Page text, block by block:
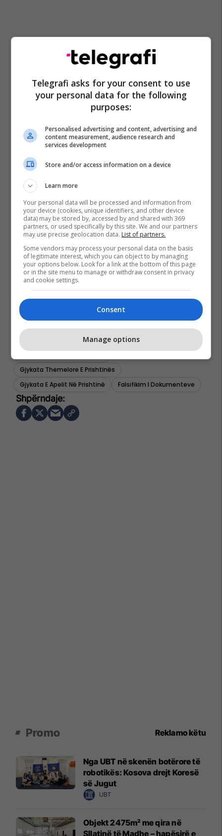
Gjykata Themelore E Prishtinës
Gjykata E Apelit Në Prishtinë
Falsifikim I Dokumenteve
Promo Reklamo këtu
Nga UBT në skenën botërore të
robotikës: Kosova drejt Koresë
së Jugut
UBT
Objekt 2475m² me qira në
Sllatinë të Madhe – hapësirë e
Telegrafi asks for your consent to use
your personal data for the following
purposes:
Personalised advertising and content, advertising and
content measurement, audience research and
services development
Store and/or access information on a device
Learn more
Your personal data will be processed and information from
your device (cookies, unique identifiers, and other device
data) may be stored by, accessed by and shared with 369
partners, or used specifically by this site. We and our partners
may use precise geolocation data. List of partners.
Some vendors may process your personal data on the basis
of legitimate interest, which you can object to by managing
your options below. Look for a link at the bottom of this page
or in the site menu to manage or withdraw consent in privacy
and cookie settings.
Consent
Manage options